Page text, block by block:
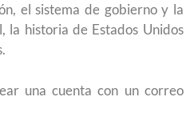
el sistema de gobierno y la
la historia de Estados Unidos
una cuenta con un correo